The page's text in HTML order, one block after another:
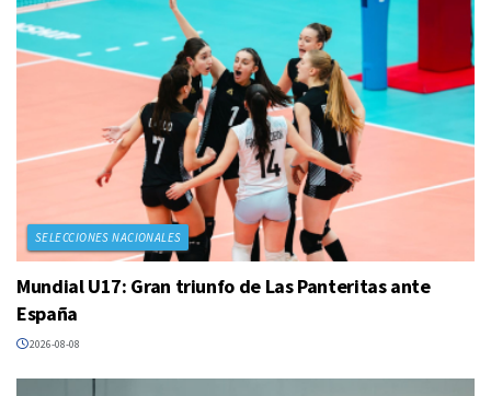
SELECCIONES NACIONALES
Mundial U17: Gran triunfo de Las Panteritas ante
España
2026-08-08